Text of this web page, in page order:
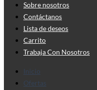
Sobre nosotros
Contáctanos
Lista de deseos
Carrito
Trabaja Con Nosotros
Inicio
Ofertas